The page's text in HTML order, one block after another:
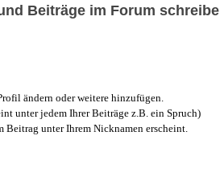
Beiträge im Forum
ändern oder weitere hinzufügen.
unter jedem Ihrer Beiträge z.B. ein Spruch)
unter Ihrem Nicknamen erscheint.